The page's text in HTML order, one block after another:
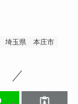
埼玉県 本庄市